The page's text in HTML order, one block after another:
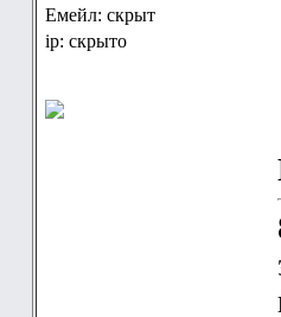
Емейл: скрыт
ip: скрыто